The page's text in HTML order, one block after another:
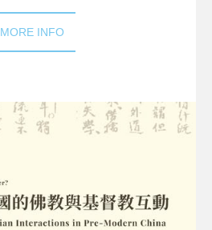
MORE INFO